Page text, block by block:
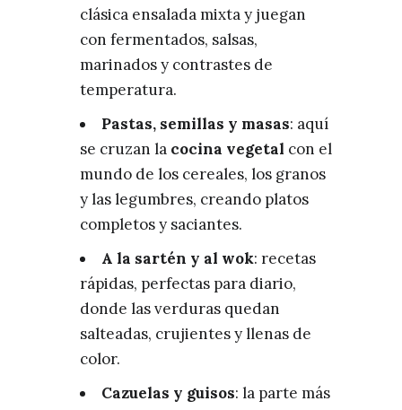
clásica ensalada mixta y juegan
con fermentados, salsas,
marinados y contrastes de
temperatura.
Pastas, semillas y masas: aquí
se cruzan la cocina vegetal con el
mundo de los cereales, los granos
y las legumbres, creando platos
completos y saciantes.
A la sartén y al wok: recetas
rápidas, perfectas para diario,
donde las verduras quedan
salteadas, crujientes y llenas de
color.
Cazuelas y guisos: la parte más